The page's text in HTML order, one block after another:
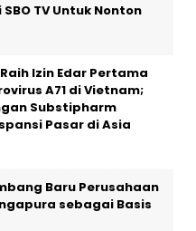
TV Untuk Nonton
Raih Izin Edar Pertama
A71 di Vietnam;
Substipharm
Pasar di Asia
Baru Perusahaan
sebagai Basis